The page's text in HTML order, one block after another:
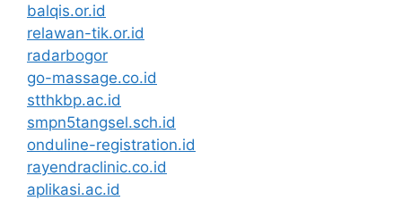
balqis.or.id
relawan-tik.or.id
radarbogor
go-massage.co.id
stthkbp.ac.id
smpn5tangsel.sch.id
onduline-registration.id
rayendraclinic.co.id
aplikasi.ac.id